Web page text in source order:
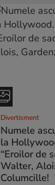
Divertisment
Numele
la
“Eroilor de
Walter,
Columcille!